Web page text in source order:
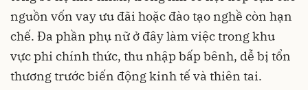
nguồn vốn vay ưu đãi hoặc đào tạo nghề còn hạn
chế. Đa phần phụ nữ ở đây làm việc trong khu
vực phi chính thức, thu nhập bấp bênh, dễ bị tổn
thương trước biến động kinh tế và thiên tai.